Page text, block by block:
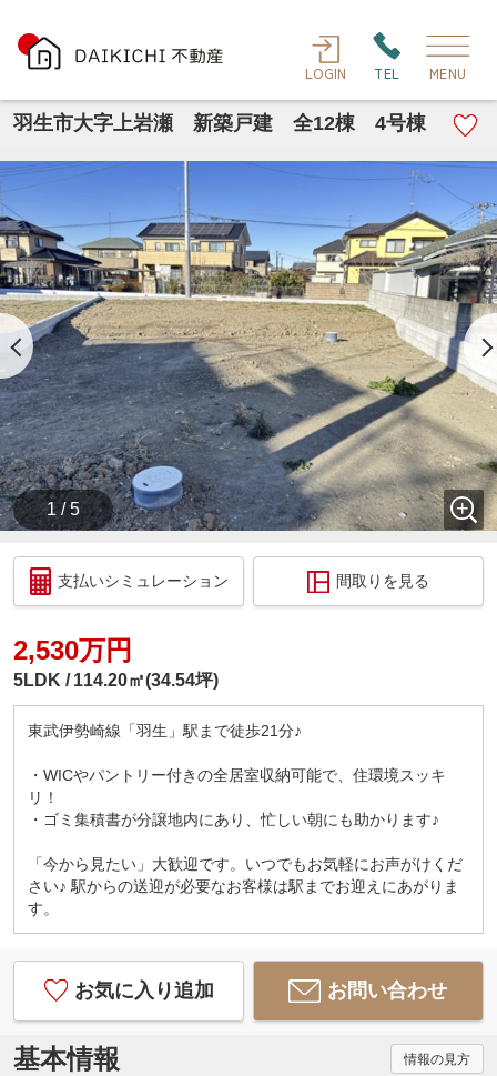
LOGIN TEL MENU
羽生市大字上岩瀬 新築戸建 全12棟 4号棟
1 / 5
支払いシミュレーション 間取りを見る
2,530万円
5LDK 114.20㎡(34.54坪)
東武伊勢崎線「羽生」駅まで徒歩21分♪
・WICやパントリー付きの全居室収納可能で、住環境スッキ
リ！
・ゴミ集積書が分譲地内にあり、忙しい朝にも助かります♪
「今から見たい」大歓迎です。いつでもお気軽にお声がけくだ
さい♪ 駅からの送迎が必要なお客様は駅までお迎えにあがりま
す。
お気に入り追加 お問い合わせ
基本情報 情報の見方